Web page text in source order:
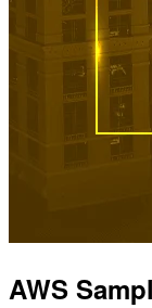
AWS